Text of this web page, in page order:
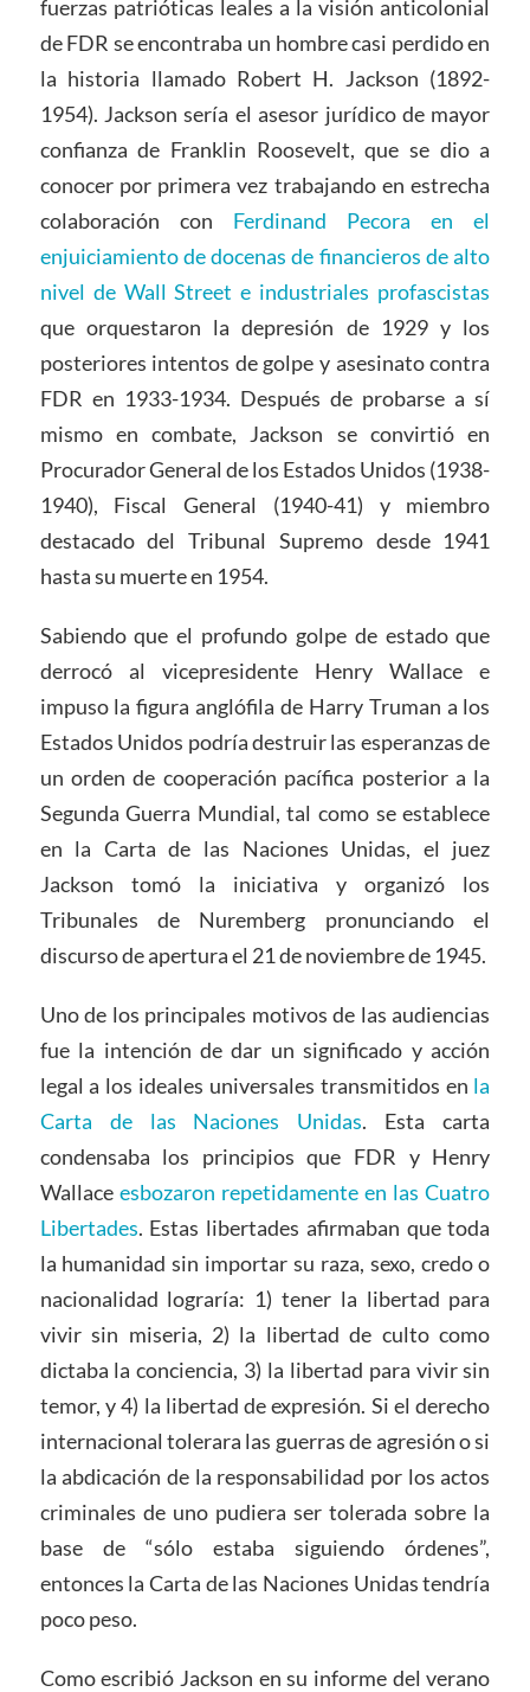
fuerzas patrióticas leales a la visión anticolonial
de FDR se encontraba un hombre casi perdido en
la historia llamado Robert H. Jackson (1892-
1954). Jackson sería el asesor jurídico de mayor
confianza de Franklin Roosevelt, que se dio a
conocer por primera vez trabajando en estrecha
colaboración con Ferdinand Pecora en el
enjuiciamiento de docenas de financieros de alto
nivel de Wall Street e industriales profascistas
que orquestaron la depresión de 1929 y los
posteriores intentos de golpe y asesinato contra
FDR en 1933-1934. Después de probarse a sí
mismo en combate, Jackson se convirtió en
Procurador General de los Estados Unidos (1938-
1940), Fiscal General (1940-41) y miembro
destacado del Tribunal Supremo desde 1941
hasta su muerte en 1954.
Sabiendo que el profundo golpe de estado que
derrocó al vicepresidente Henry Wallace e
impuso la figura anglófila de Harry Truman a los
Estados Unidos podría destruir las esperanzas de
un orden de cooperación pacífica posterior a la
Segunda Guerra Mundial, tal como se establece
en la Carta de las Naciones Unidas, el juez
Jackson tomó la iniciativa y organizó los
Tribunales de Nuremberg pronunciando el
discurso de apertura el 21 de noviembre de 1945.
Uno de los principales motivos de las audiencias
fue la intención de dar un significado y acción
legal a los ideales universales transmitidos en la
Carta de las Naciones Unidas. Esta carta
condensaba los principios que FDR y Henry
Wallace esbozaron repetidamente en las Cuatro
Libertades. Estas libertades afirmaban que toda
la humanidad sin importar su raza, sexo, credo o
nacionalidad lograría: 1) tener la libertad para
vivir sin miseria, 2) la libertad de culto como
dictaba la conciencia, 3) la libertad para vivir sin
temor, y 4) la libertad de expresión. Si el derecho
internacional tolerara las guerras de agresión o si
la abdicación de la responsabilidad por los actos
criminales de uno pudiera ser tolerada sobre la
base de “sólo estaba siguiendo órdenes”,
entonces la Carta de las Naciones Unidas tendría
poco peso.
Como escribió Jackson en su informe del verano